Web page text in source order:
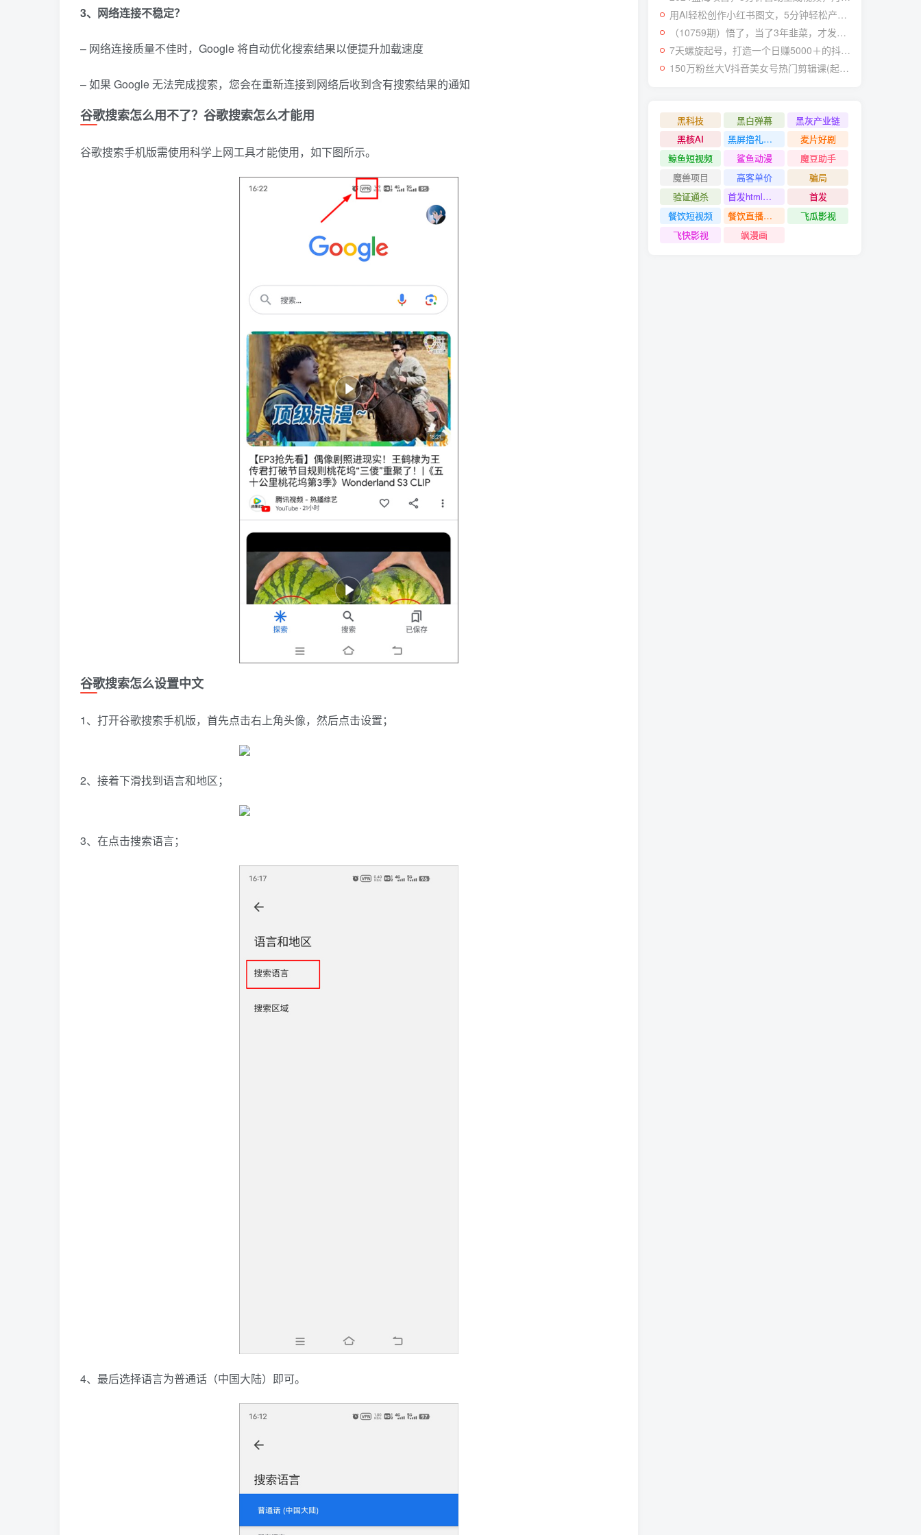
3、网络连接不稳定？
– 网络连接质量不佳时，Google 将自动优化搜索结果以便提升加载速度
– 如果 Google 无法完成搜索，您会在重新连接到网络后收到含有搜索结果的通知
谷歌搜索怎么用不了？谷歌搜索怎么才能用
谷歌搜索手机版需使用科学上网工具才能使用，如下图所示。
谷歌搜索怎么设置中文
1、打开谷歌搜索手机版，首先点击右上角头像，然后点击设置；
2、接着下滑找到语言和地区；
3、在点击搜索语言；
4、最后选择语言为普通话（中国大陆）即可。
用AI轻松创作小红书图文，5分钟轻松产出300条小红书爆款笔记！
（10759期）悟了，当了3年韭菜，才发现网赚圈年赚100万的核心是卖项目，含泪分享！
7天螺旋起号，打造一个日赚5000＋的抖音壁纸号（价值688）
150万粉丝大V抖音美女号热门剪辑课(起号 过原创 素材来源 无人直播 变现)
黑科技 黑白弹幕
黑灰产业链
黑核AI
黑屏撸礼物撸门票
麦片好剧
鲸鱼短视频
鲨鱼动漫
魔豆助手
魔兽项目
高客单价
骗局
验证通杀
首发html小霸王游戏网站搭建项目
首发
餐饮短视频
餐饮直播引流
飞瓜影视
飞快影视
飒漫画